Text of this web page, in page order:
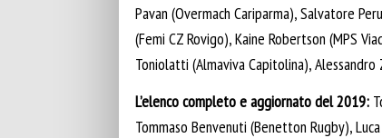
Pavan (Overmach Cariparma), Salvatore
(Femi CZ Rovigo), Kaine Robertson (MPS
Toniolatti (Almaviva Capitolina), Alessandro
L’elenco completo e aggiornato del 2019:
Tommaso Benvenuti (Benetton Rugby),